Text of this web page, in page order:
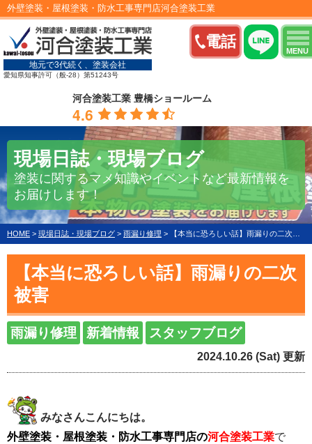
電話
MENU
外壁塗装・屋根塗装・防水工事専門店河合塗装工業
地元で3代続く、塗装会社
愛知県知事許可（般-28）第51243号
河合塗装工業 豊橋ショールーム
4.6
現場日誌・現場ブログ
塗装に関するマメ知識やイベントなど最新情報を
お届けします！
HOME > 現場日誌・現場ブログ > 雨漏り修理 > 【本当に恐ろしい話】雨漏りの二次被害
【本当に恐ろしい話】雨漏りの二次
被害
雨漏り修理 新着情報 スタッフブログ
2024.10.26 (Sat) 更新
みなさんこんにちは。
外壁塗装・屋根塗装・防水工事専門店の河合塗装工業で